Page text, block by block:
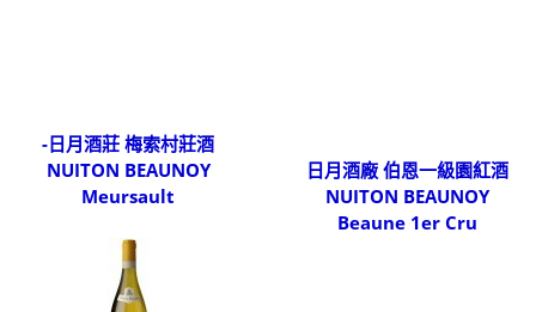
-日月酒莊 梅索村莊酒
NUITON BEAUNOY
Meursault
日月酒廠 伯恩一級園紅酒
NUITON BEAUNOY
Beaune 1er Cru